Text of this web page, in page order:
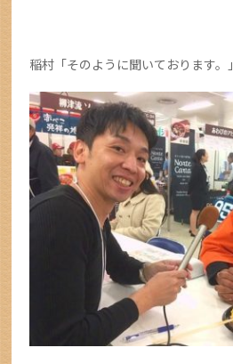
稲村「そのように聞いております。」